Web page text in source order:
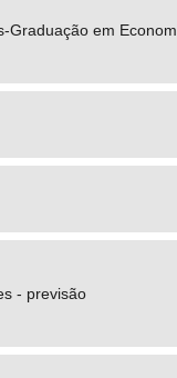
Graduação em
- previsão